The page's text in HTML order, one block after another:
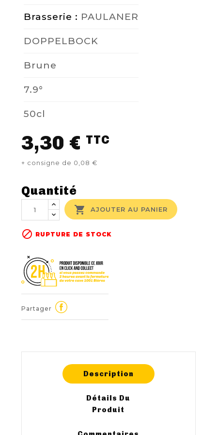
Brasserie : PAULANER
DOPPELBOCK
Brune
7.9°
50cl
3,30 € TTC
+ consigne de 0,08 €
Quantité
 AJOUTER AU PANIER
 RUPTURE DE STOCK
Partager
Description
Détails Du
Produit